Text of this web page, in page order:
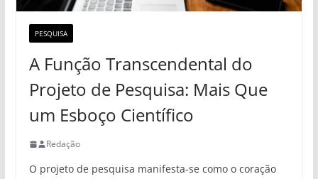
PESQUISA
A Função Transcendental do
Projeto de Pesquisa: Mais Que
um Esboço Científico
Redação
O projeto de pesquisa manifesta-se como o coração